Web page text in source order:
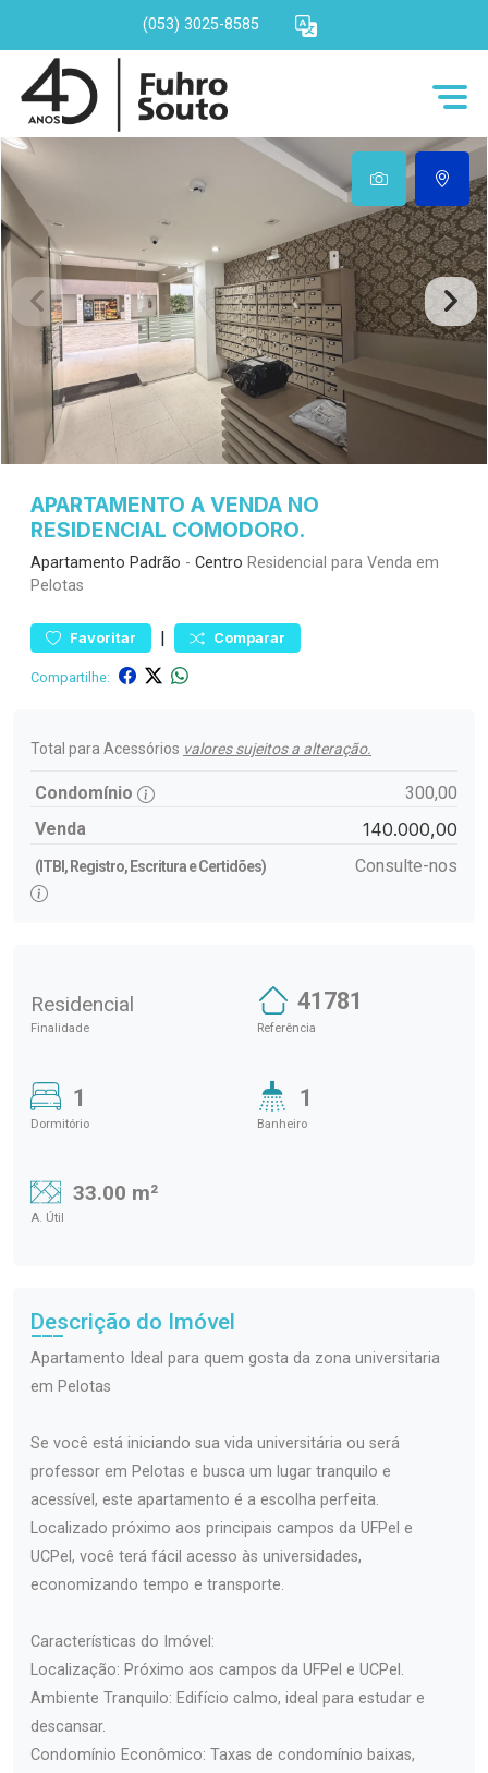
(053) 3025-8585
APARTAMENTO A VENDA NO
RESIDENCIAL COMODORO.
Apartamento Padrão - Centro Residencial para Venda em
Pelotas
Favoritar | Comparar
Compartilhe:
Total para Acessórios valores sujeitos a alteração.
Condomínio
300,00
Venda
140.000,00
(ITBI, Registro, Escritura e Certidões) Consulte-nos
Residencial
Finalidade
41781
Referência
1
Dormitório
1
Banheiro
33.00 m²
A. Útil
Descrição do Imóvel
Apartamento Ideal para quem gosta da zona universitaria
em Pelotas
Se você está iniciando sua vida universitária ou será
professor em Pelotas e busca um lugar tranquilo e
acessível, este apartamento é a escolha perfeita.
Localizado próximo aos principais campos da UFPel e
UCPel, você terá fácil acesso às universidades,
economizando tempo e transporte.
Características do Imóvel:
Localização: Próximo aos campos da UFPel e UCPel.
Ambiente Tranquilo: Edifício calmo, ideal para estudar e
descansar.
Condomínio Econômico: Taxas de condomínio baixas,